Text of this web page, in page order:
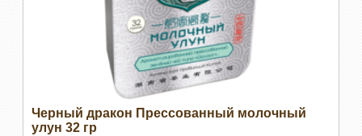
Черный дракон Прессованный молочный
улун 32 гр